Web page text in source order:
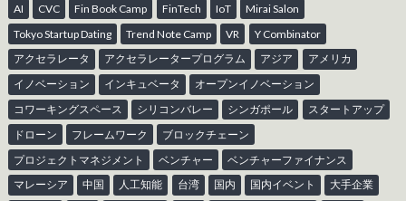
AI CVC Fin Book Camp FinTech IoT
Mirai Salon
Tokyo Startup Dating
Trend Note Camp VR
Y Combinator
アクセラレータ
アクセラレータープログラム アジア
アメリカ
イノベーション
インキュベータ
オープンイノベーション
コワーキングスペース
シリコンバレー シンガポール
スタートアップ
ドローン
フレームワーク
ブロックチェーン
プロジェクトマネジメント
ベンチャー
ベンチャーファイナンス
マレーシア
中国 人工知能 台湾 国内 国内イベント
大手企業